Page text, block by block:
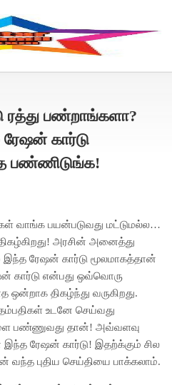
ரத்து பண்றாங்களா?
ரேஷன் கார்டு
பண்ணிடுங்க!
வாங்க பயன்படுவது மட்டுமல்ல…
அரசின் அனைத்து
ரேஷன் கார்டு மூலமாகத்தான்
கார்டு என்பது ஒவ்வொரு
ஒன்றாக திகழ்ந்து வருகிறது.
உடனே செய்வது
பண்ணுவது தான்! அவ்வளவு
ரேஷன் கார்டு! இதற்க்கும் சில
வந்த புதிய செய்தியை பாக்கலாம்.